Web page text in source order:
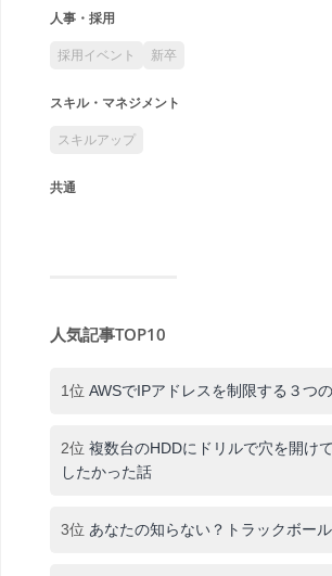
人事・採用
採用イベント 新卒
スキル・マネジメント
スキルアップ
共通
人気記事TOP10
1位 AWSでIPアドレスを制限する３つ
2位 複数台のHDDにドリルで穴を開け
したかった話
3位 あなたの知らない？トラックボー